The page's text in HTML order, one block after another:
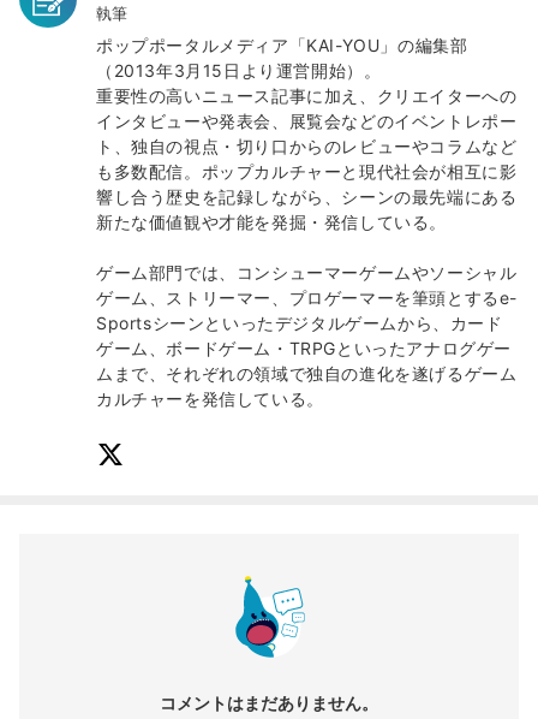
執筆
ポップポータルメディア「KAI-YOU」の編集部
（2013年3月15日より運営開始）。
重要性の高いニュース記事に加え、クリエイターへの
インタビューや発表会、展覧会などのイベントレポー
ト、独自の視点・切り口からのレビューやコラムなど
も多数配信。ポップカルチャーと現代社会が相互に影
響し合う歴史を記録しながら、シーンの最先端にある
新たな価値観や才能を発掘・発信している。
ゲーム部門では、コンシューマーゲームやソーシャル
ゲーム、ストリーマー、プロゲーマーを筆頭とするe-
Sportsシーンといったデジタルゲームから、カード
ゲーム、ボードゲーム・TRPGといったアナログゲー
ムまで、それぞれの領域で独自の進化を遂げるゲーム
カルチャーを発信している。
コメントはまだありません。